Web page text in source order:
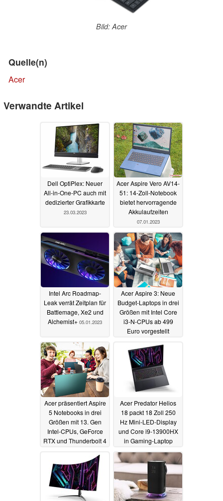
Bild: Acer
Quelle(n)
Acer
Verwandte Artikel
Dell OptiPlex: Neuer
All-in-One-PC auch mit
dedizierter Grafikkarte
23.03.2023
Acer Aspire Vero AV14-
51: 14-Zoll-Notebook
bietet hervorragende
Akkulaufzeiten
07.01.2023
Intel Arc Roadmap-
Leak verrät Zeitplan für
Battlemage, Xe2 und
Alchemist+ 05.01.2023
Acer Aspire 3: Neue
Budget-Laptops in drei
Größen mit Intel Core
i3-N-CPUs ab 499
Euro vorgestellt
Acer präsentiert Aspire
5 Notebooks in drei
Größen mit 13. Gen
Intel-CPUs, GeForce
RTX und Thunderbolt 4
Acer Predator Helios
18 packt 18 Zoll 250
Hz Mini-LED-Display
und Core i9-13900HX
in Gaming-Laptop
03.01.2023